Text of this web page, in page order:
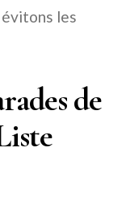
les
de